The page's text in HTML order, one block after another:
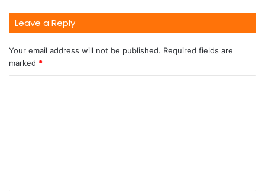
Leave a Reply
Your email address will not be published. Required fields are
marked *